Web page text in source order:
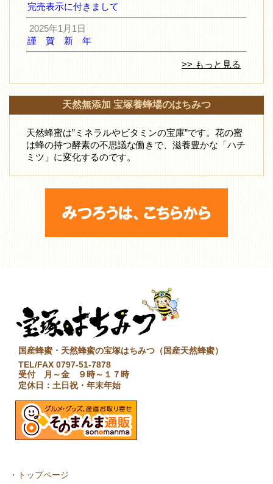
完売表示に付きまして
2025年1月1日
謹 賀 新 年
>> もっと見る
天然無添加 宝塚養蜂場のはちみつ
天然蜂蜜は”ミネラルやビタミンの宝庫”です。花の蜜
は蜂の持つ酵素の不思議な働きで、滋養豊かな「ハチ
ミツ」に変化するのです。
国産蜂蜜・天然蜂蜜の宝塚はちみつ（国産天然蜂蜜）
TEL/FAX 0797-51-7878
受付 月～金 ９時～１７時
定休日：土日祝・年末年始
・
トップページ